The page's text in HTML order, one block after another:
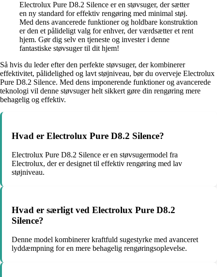
Electrolux Pure D8.2 Silence er en støvsuger, der sætter
en ny standard for effektiv rengøring med minimal støj.
Med dens avancerede funktioner og holdbare konstruktion
er den et pålideligt valg for enhver, der værdsætter et rent
hjem. Gør dig selv en tjeneste og invester i denne
fantastiske støvsuger til dit hjem!
Så hvis du leder efter den perfekte støvsuger, der kombinerer
effektivitet, pålidelighed og lavt støjniveau, bør du overveje Electrolux
Pure D8.2 Silence. Med dens imponerende funktioner og avancerede
teknologi vil denne støvsuger helt sikkert gøre din rengøring mere
behagelig og effektiv.
Hvad er Electrolux Pure D8.2 Silence?
Electrolux Pure D8.2 Silence er en støvsugermodel fra
Electrolux, der er designet til effektiv rengøring med lav
støjniveau.
Hvad er særligt ved Electrolux Pure D8.2
Silence?
Denne model kombinerer kraftfuld sugestyrke med avanceret
lyddæmpning for en mere behagelig rengøringsoplevelse.